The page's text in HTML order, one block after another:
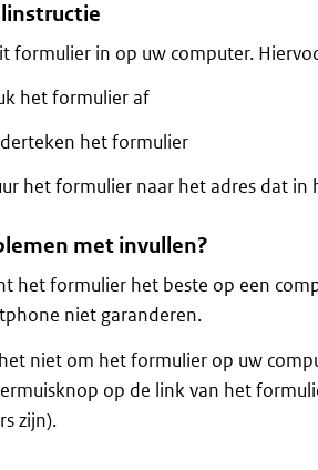
formulier in op uw computer.
het formulier af
het formulier
het formulier naar het adres dat
met invullen?
het formulier het beste op een
niet garanderen.
niet om het formulier op uw
op de link van het
zijn).